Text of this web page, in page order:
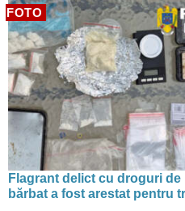
FOTO
Flagrant delict cu droguri de
bărbat a fost arestat pentru